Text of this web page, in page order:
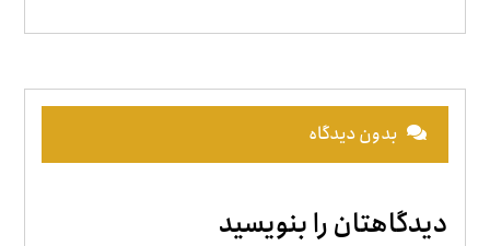
بدون دیدگاه
دیدگاهتان را بنویسید